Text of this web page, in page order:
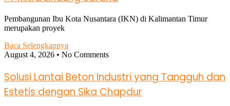
Pembangunan Ibu Kota Nusantara (IKN) di Kalimantan Timur
merupakan proyek
Baca Selengkapnya
August 4, 2026
No Comments
Solusi Lantai Beton Industri yang Tangguh dan
Estetis dengan Sika Chapdur